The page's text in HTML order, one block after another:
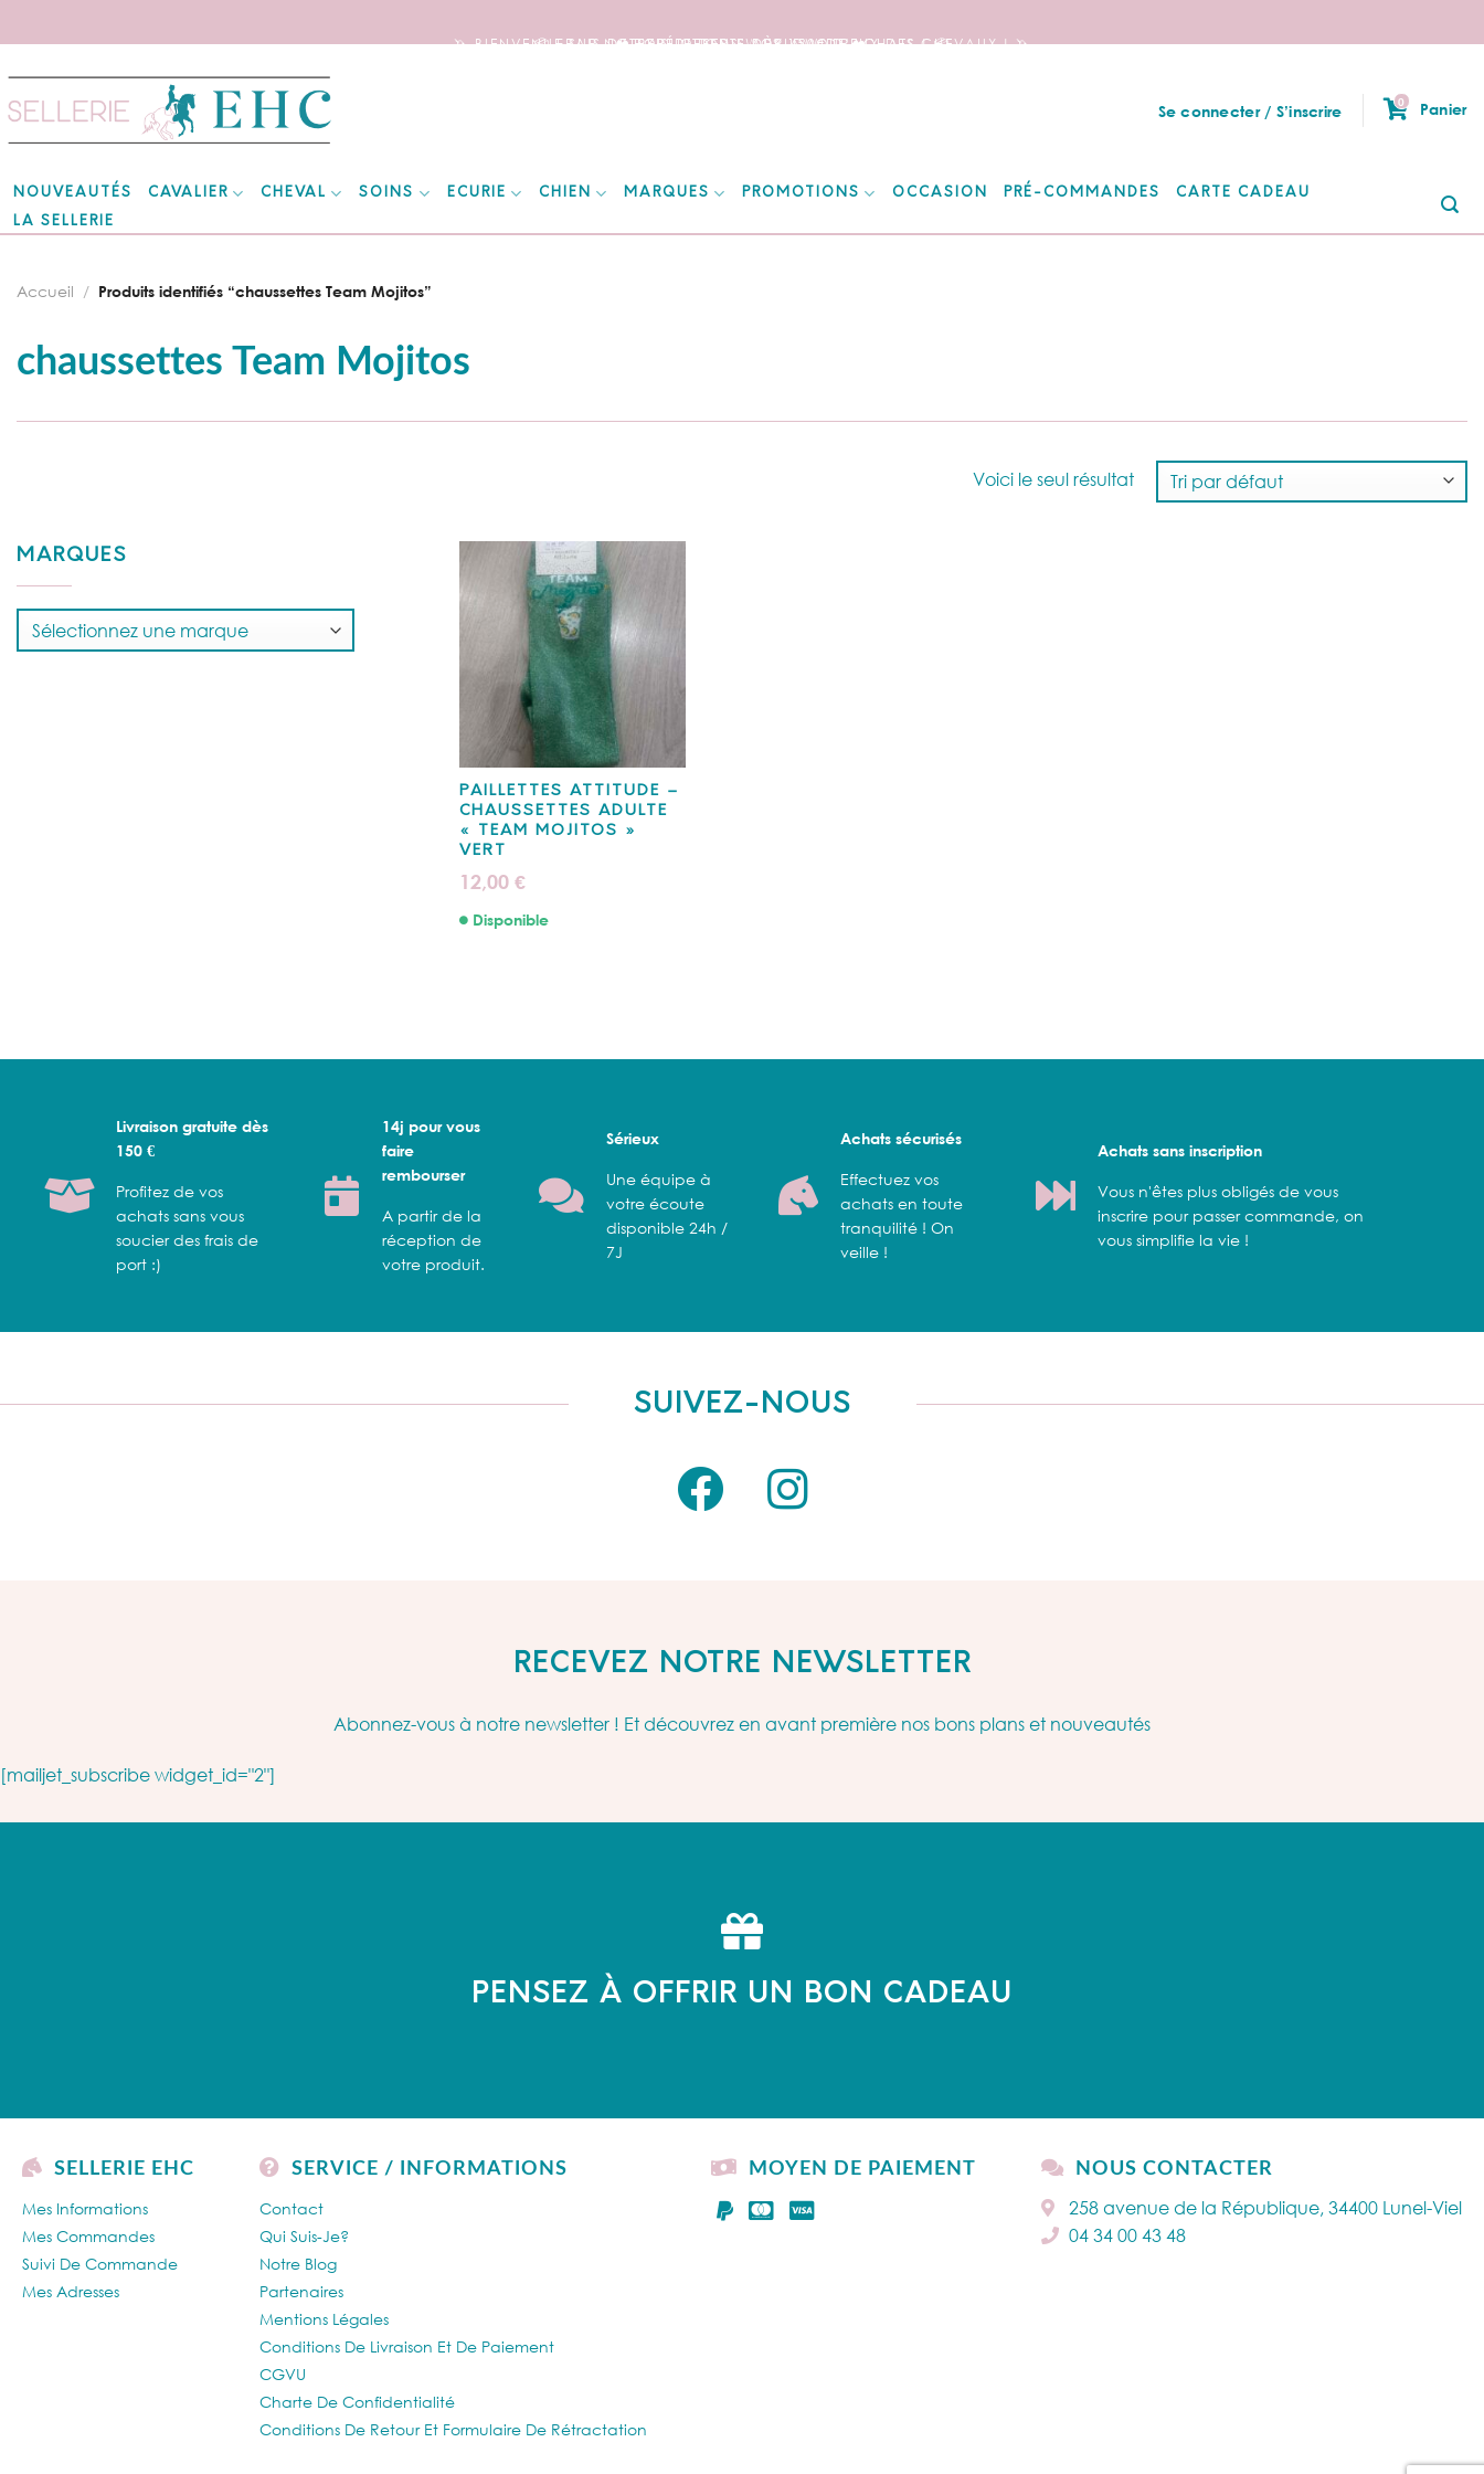
🦄 BIENVENUE SUR NOTRE SITE DEDIE AUX AMOUREUX DES CHEVAUX ! 🦄
📦 FRAIS DE PORT OFFERTS DÈS 150€ D’ACHATS ! 📦
❤️ EXPÉDITIONS WORLDWIDE ❤️
to
content
Se connecter / S’inscrire
0 Panier
NOUVEAUTÉS CAVALIER CHEVAL SOINS ECURIE CHIEN MARQUES PROMOTIONS OCCASION PRÉ-COMMANDES
CARTE CADEAU
LA SELLERIE
chaussettes Team Mojitos
Accueil / Produits identifiés “chaussettes Team Mojitos”
Voici le seul résultat
MARQUES
PAILLETTES ATTITUDE –
CHAUSSETTES ADULTE
« TEAM MOJITOS »
VERT
12,00 €
Disponible
Livraison gratuite dès
150 €
Profitez de vos
achats sans vous
soucier des frais de
port :)
14j pour vous
faire
rembourser
A partir de la
réception de
votre produit.
Sérieux
Une équipe à
votre écoute
disponible 24h /
7J
Achats sécurisés
Effectuez vos
achats en toute
tranquilité ! On
veille !
Achats sans inscription
Vous n'êtes plus obligés de vous
inscrire pour passer commande, on
vous simplifie la vie !
SUIVEZ-NOUS
RECEVEZ NOTRE NEWSLETTER
Abonnez-vous à notre newsletter ! Et découvrez en avant première nos bons plans et nouveautés
[mailjet_subscribe widget_id="2"]
PENSEZ À OFFRIR UN BON CADEAU
SELLERIE EHC
Mes Informations
Mes Commandes
Suivi De Commande
Mes Adresses
SERVICE / INFORMATIONS
Contact
Qui Suis-Je?
Notre Blog
Partenaires
Mentions Légales
Conditions De Livraison Et De Paiement
CGVU
Charte De Confidentialité
Conditions De Retour Et Formulaire De Rétractation
MOYEN DE PAIEMENT NOUS CONTACTER
258 avenue de la République, 34400 Lunel-Viel
04 34 00 43 48